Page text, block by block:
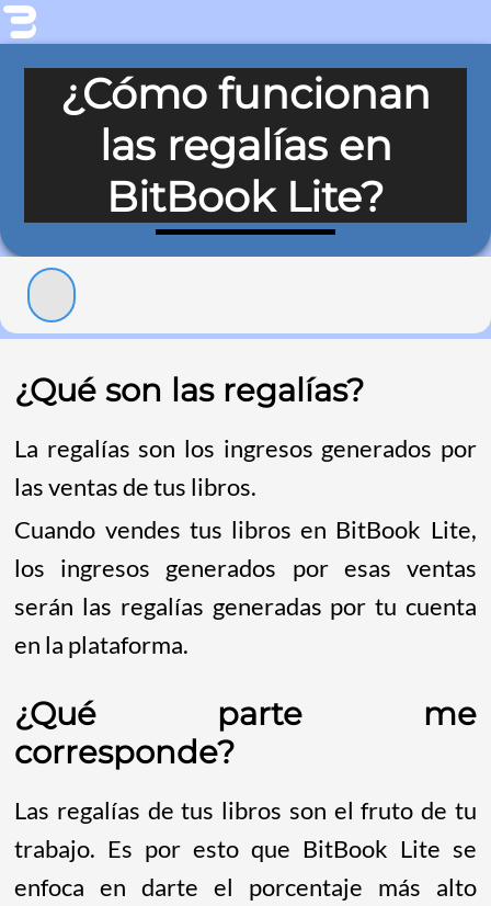
¿Cómo funcionan
las regalías en
BitBook Lite?
¿Qué son las regalías?
La regalías son los ingresos generados por
las ventas de tus libros.
Cuando vendes tus libros en BitBook Lite,
los ingresos generados por esas ventas
serán las regalías generadas por tu cuenta
en la plataforma.
¿Qué parte me
corresponde?
Las regalías de tus libros son el fruto de tu
trabajo. Es por esto que BitBook Lite se
enfoca en darte el porcentaje más alto